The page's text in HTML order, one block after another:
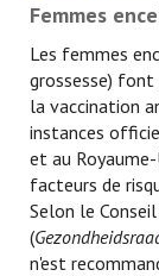
Femmes
Les femmes
grossesse) font
la vaccination
instances
et au Royaume-
facteurs de
Selon le
(
n'est